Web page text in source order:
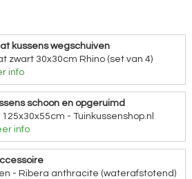
kussens wegschuiven
zwart 30x30cm Rhino (set van 4)
info
schoon en opgeruimd
- Tuinkussenshop.nl
info
- Ribera anthracite (waterafstotend)